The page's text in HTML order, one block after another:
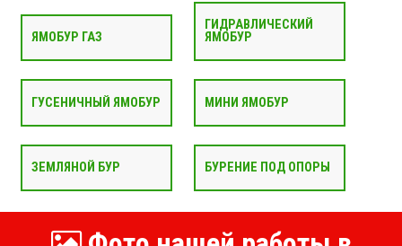
ЯМОБУР ГАЗ
ГИДРАВЛИЧЕСКИЙ
ЯМОБУР
ГУСЕНИЧНЫЙ ЯМОБУР МИНИ ЯМОБУР
ЗЕМЛЯНОЙ БУР БУРЕНИЕ ПОД ОПОРЫ